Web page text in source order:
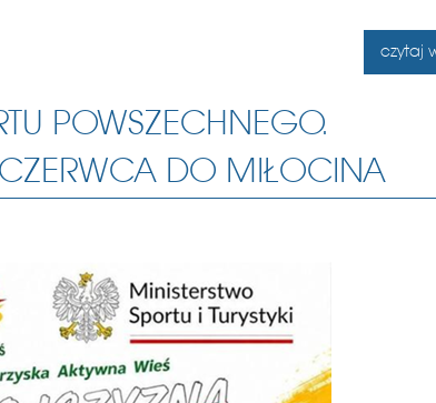
czytaj
POWSZECHNEGO.
DO MIŁOCINA